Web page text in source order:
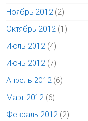
Ноябрь 2012 (2)
Октябрь 2012 (1)
Июль 2012 (4)
Июнь 2012 (7)
Апрель 2012 (6)
Март 2012 (6)
Февраль 2012 (2)